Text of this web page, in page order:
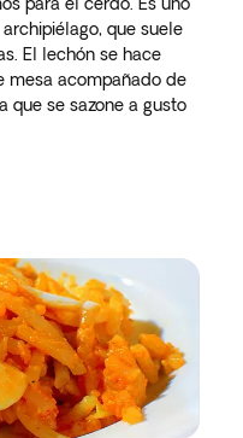
que suele
El lechón se hace
mesa acompañado de
que se sazone a gusto